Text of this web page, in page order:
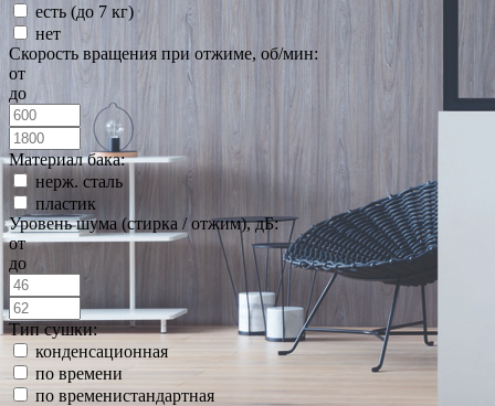
есть (до 7 кг)
нет
Скорость вращения при отжиме, об/мин:
от
до
Материал бака:
нерж. сталь
пластик
Уровень шума (стирка / отжим), дБ:
от
до
Тип сушки:
конденсационная
по времени
по временистандартная